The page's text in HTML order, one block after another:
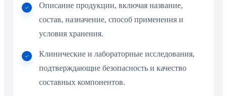
Описание продукции, включая название,
состав, назначение, способ применения и
условия хранения.
Клинические и лабораторные исследования,
подтверждающие безопасность и качество
составных компонентов.